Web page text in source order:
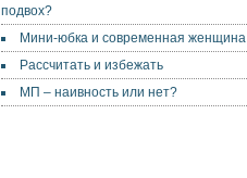
подвох?
Мини-юбка и современная женщина
Рассчитать и избежать
МП – наивность или нет?